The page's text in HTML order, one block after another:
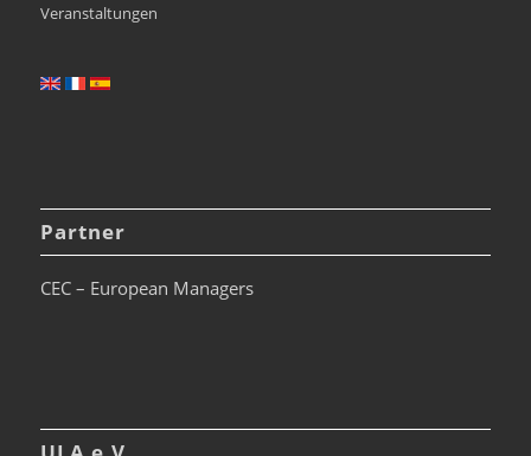
Veranstaltungen
Partner
CEC – European Managers